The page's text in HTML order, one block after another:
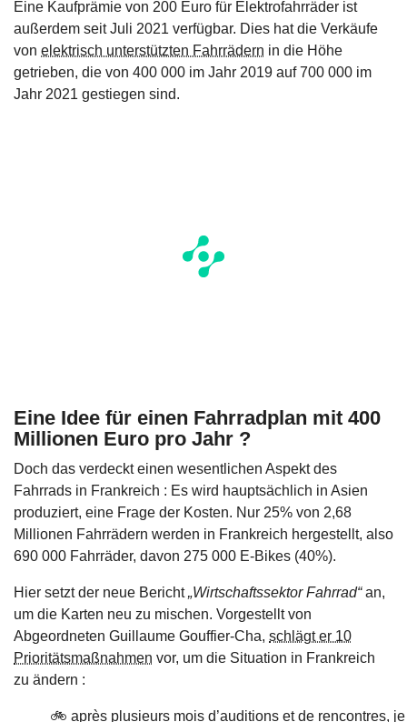
Eine Kaufprämie von 200 Euro für Elektrofahrräder ist
außerdem seit Juli 2021 verfügbar. Dies hat die Verkäufe
von elektrisch unterstützten Fahrrädern in die Höhe
getrieben, die von 400 000 im Jahr 2019 auf 700 000 im
Jahr 2021 gestiegen sind.
Eine Idee für einen Fahrradplan mit 400
Millionen Euro pro Jahr ?
Doch das verdeckt einen wesentlichen Aspekt des
Fahrrads in Frankreich : Es wird hauptsächlich in Asien
produziert, eine Frage der Kosten. Nur 25% von 2,68
Millionen Fahrrädern werden in Frankreich hergestellt, also
690 000 Fahrräder, davon 275 000 E-Bikes (40%).
Hier setzt der neue Bericht„Wirtschaftssektor Fahrrad“an,
um die Karten neu zu mischen. Vorgestellt von
Abgeordneten Guillaume Gouffier-Cha, schlägt er 10
Prioritätsmaßnahmen vor, um die Situation in Frankreich
zu ändern :
🚲 après plusieurs mois d’auditions et de rencontres, je